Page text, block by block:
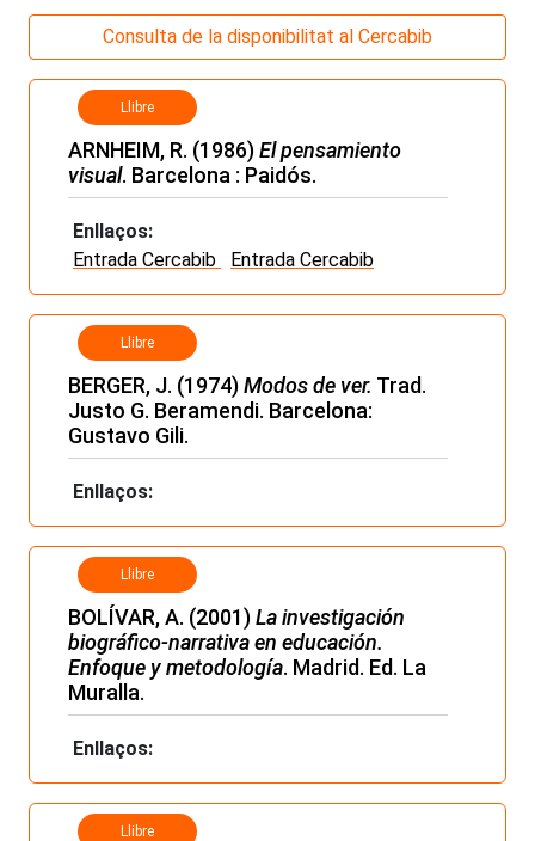
Consulta de la disponibilitat al Cercabib
Llibre
ARNHEIM, R. (1986)El pensamiento
visual. Barcelona : Paidós.
Enllaços:
Entrada Cercabib
Entrada Cercabib
Llibre
BERGER, J. (1974)Modos de ver. Trad.
Justo G. Beramendi. Barcelona:
Gustavo Gili.
Enllaços:
Llibre
BOLÍVAR, A. (2001)La investigación
biográfico-narrativa en educación.
Enfoque y metodología. Madrid. Ed. La
Muralla.
Enllaços:
Llibre